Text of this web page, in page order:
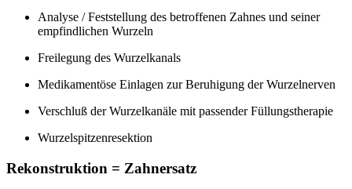
Analyse / Feststellung des betroffenen Zahnes und seiner
empfindlichen Wurzeln
Freilegung des Wurzelkanals
Medikamentöse Einlagen zur Beruhigung der Wurzelnerven
Verschluß der Wurzelkanäle mit passender Füllungstherapie
Wurzelspitzenresektion
Rekonstruktion = Zahnersatz